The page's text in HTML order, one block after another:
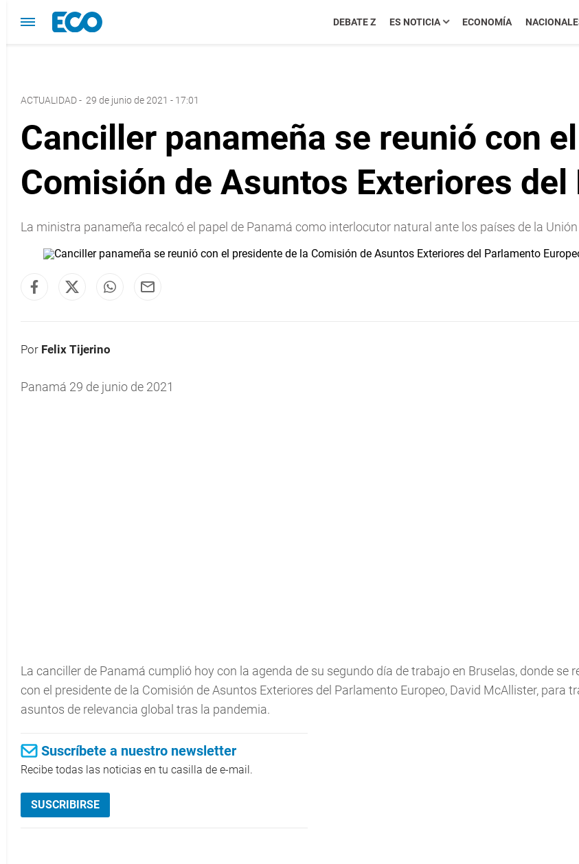
DEBATE Z ES NOTICIA ECONOMÍA
ACTUALIDAD- 29 de junio de 2021 - 17:01
Canciller panameña se reunió con
Comisión de Asuntos Exteriores
La ministra panameña recalcó el papel de Panamá como interlocutor natural ante los países de la Unión
Por Felix Tijerino
Panamá 29 de junio de 2021
La canciller de Panamá cumplió hoy con la agenda de su segundo día de trabajo en Bruselas, donde se
con el presidente de la Comisión de Asuntos Exteriores del Parlamento Europeo, David McAllister, para
asuntos de relevancia global tras la pandemia.
Suscríbete a nuestro newsletter
Recibe todas las noticias en tu casilla de e-mail.
SUSCRIBIRSE